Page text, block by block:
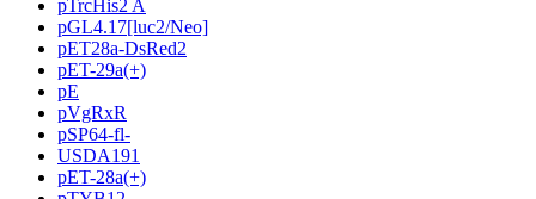
pTrcHis2 A
pGL4.17[luc2/Neo]
pET28a-DsRed2
pET-29a(+)
pE
pVgRxR
pSP64-fl-
USDA191
pET-28a(+)